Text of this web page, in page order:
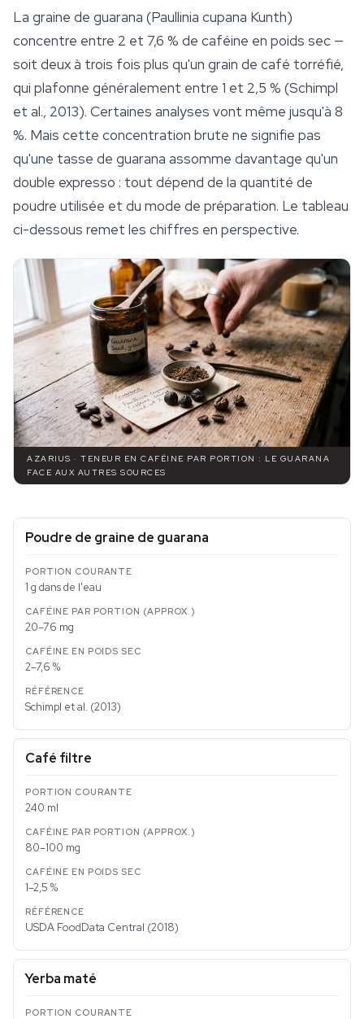
La graine de guarana (Paullinia cupana Kunth)
concentre entre 2 et 7,6 % de caféine en poids sec —
soit deux à trois fois plus qu'un grain de café torréfié,
qui plafonne généralement entre 1 et 2,5 % (Schimpl
et al., 2013). Certaines analyses vont même jusqu'à 8
%. Mais cette concentration brute ne signifie pas
qu'une tasse de guarana assomme davantage qu'un
double expresso : tout dépend de la quantité de
poudre utilisée et du mode de préparation. Le tableau
ci-dessous remet les chiffres en perspective.
AZARIUS · TENEUR EN CAFÉINE PAR PORTION : LE GUARANA
FACE AUX AUTRES SOURCES
Poudre de graine de guarana
1 g dans de l'eau
20–76 mg
2–7,6 %
Schimpl et al. (2013)
Café filtre
240 ml
80–100 mg
1–2,5 %
USDA FoodData Central (2018)
Yerba maté